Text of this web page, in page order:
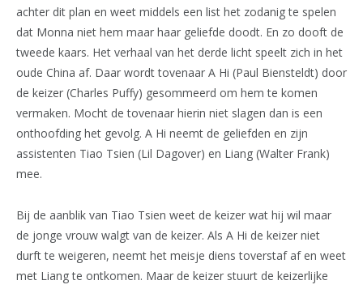
achter dit plan en weet middels een list het zodanig te spelen
dat Monna niet hem maar haar geliefde doodt. En zo dooft de
tweede kaars. Het verhaal van het derde licht speelt zich in het
oude China af. Daar wordt tovenaar A Hi (Paul Biensteldt) door
de keizer (Charles Puffy) gesommeerd om hem te komen
vermaken. Mocht de tovenaar hierin niet slagen dan is een
onthoofding het gevolg. A Hi neemt de geliefden en zijn
assistenten Tiao Tsien (Lil Dagover) en Liang (Walter Frank)
mee.
Bij de aanblik van Tiao Tsien weet de keizer wat hij wil maar
de jonge vrouw walgt van de keizer. Als A Hi de keizer niet
durft te weigeren, neemt het meisje diens toverstaf af en weet
met Liang te ontkomen. Maar de keizer stuurt de keizerlijke